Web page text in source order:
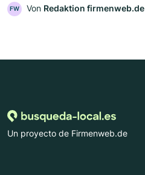
FW Von Redaktion firmenweb.de
Un proyecto de Firmenweb.de